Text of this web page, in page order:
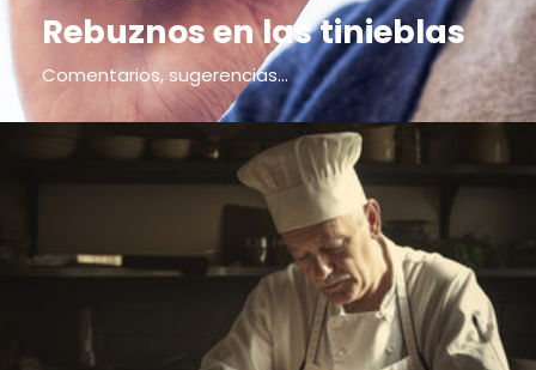
Rebuznos en las tinieblas
Comentarios, sugerencias...